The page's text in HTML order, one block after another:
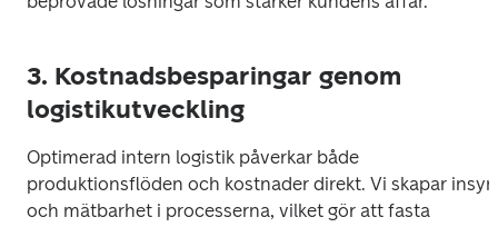
3. Kostnadsbesparingar genom
logistikutveckling
Optimerad intern logistik påverkar både
produktionsflöden och kostnader direkt. Vi skapar insyn
och mätbarhet i processerna, vilket gör att fasta